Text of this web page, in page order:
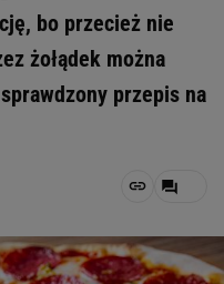
bo przecież nie
żołądek można
przepis na